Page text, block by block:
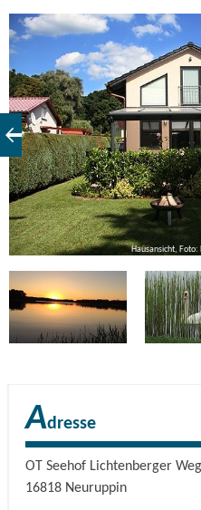
Hausansicht, Foto:
Adresse
OT Seehof Lichtenberger
16818 Neuruppin